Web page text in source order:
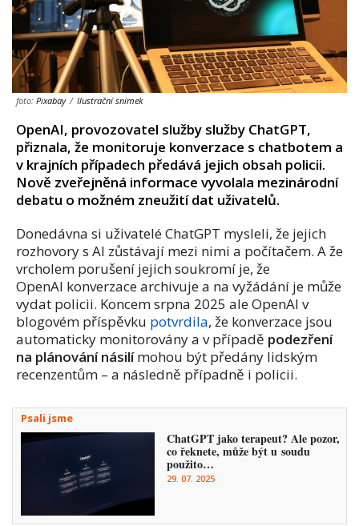
foto: Pixabay / Ilustrační snímek
OpenAI, provozovatel služby služby ChatGPT,
přiznala, že monitoruje konverzace s chatbotem a
v krajních případech předává jejich obsah policii.
Nově zveřejněná informace vyvolala mezinárodní
debatu o možném zneužití dat uživatelů.
Donedávna si uživatelé ChatGPT mysleli, že jejich
rozhovory s AI zůstávají mezi nimi a počítačem. A že
vrcholem porušení jejich soukromí je, že
OpenAI konverzace archivuje a na vyžádání je může
vydat policii. Koncem srpna 2025 ale OpenAI v
blogovém příspěvku potvrdila, že konverzace jsou
automaticky monitorovány a v případě podezření
na plánování násilímohou být předány lidským
recenzentům – a následně případně i policii.
Psali jsme
ChatGPT jako terapeut? Ale pozor,
co řeknete, může být u soudu
použito…
29. 07. 2025